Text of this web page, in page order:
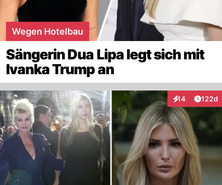
Wegen Hotelbau
Sängerin Dua Lipa legt sich mit
Ivanka Trump an
14
Interaktionen
122d